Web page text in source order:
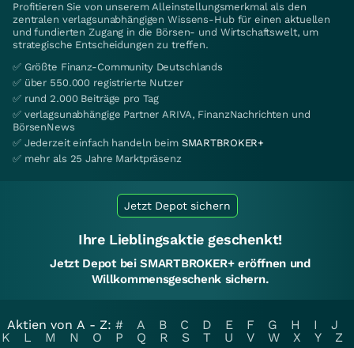
Profitieren Sie von unserem Alleinstellungsmerkmal als den
zentralen verlagsunabhängigen Wissens-Hub für einen aktuellen
und fundierten Zugang in die Börsen- und Wirtschaftswelt, um
strategische Entscheidungen zu treffen.
✅ Größte Finanz-Community Deutschlands
✅ über 550.000 registrierte Nutzer
✅ rund 2.000 Beiträge pro Tag
✅ verlagsunabhängige Partner ARIVA, FinanzNachrichten und
BörsenNews
✅ Jederzeit einfach handeln beim SMARTBROKER+
✅ mehr als 25 Jahre Marktpräsenz
Jetzt Depot sichern
Ihre Lieblingsaktie geschenkt!
Jetzt Depot bei SMARTBROKER+ eröffnen und
Willkommensgeschenk sichern.
Aktien von A - Z: # A B C D E F G H I
J
K
L M N O P Q R S T U V W X Y
Z